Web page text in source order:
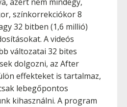
színkorrekciókor 8
32 bitben (1,6 millió)
A videós
változatai 32 bites
dolgozni, az After
effekteket is tartalmaz,
lebegőpontos
kihasználni. A program